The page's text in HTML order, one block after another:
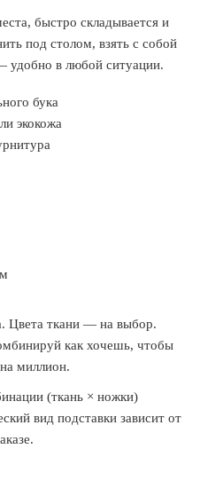
быстро складывается и
под столом, взять с собой
удобно в любой ситуации.
бука
экокожа
Цвета ткани — на выбор.
как хочешь, чтобы
миллион.
(ткань × ножки)
вид подставки зависит от